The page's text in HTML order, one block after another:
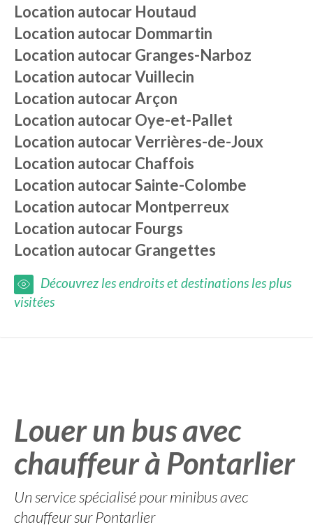
Location autocar Houtaud
Location autocar Dommartin
Location autocarGranges-Narboz
Location autocarVuillecin
Location autocarArçon
Location autocarOye-et-Pallet
Location autocarVerrières-de-Joux
Location autocarChaffois
Location autocarSainte-Colombe
Location autocar Montperreux
Location autocar Fourgs
Location autocarGrangettes
Découvrez les endroits et destinations les plus
visitées
Louer un bus avec
chauffeur à Pontarlier
Un service spécialisé pour minibus avec
chauffeur sur Pontarlier